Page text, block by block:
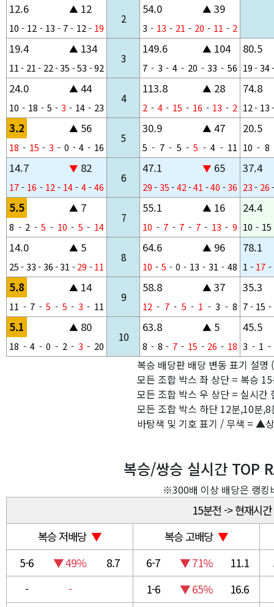
12.6 ▲ 12
10 - 12 - 13 - 7 - 12 - 19
2
54.0 ▲ 39
3 - 13 - 21 - 20 - 11 - 2
19.4 ▲ 134
11 - 21- 22-35 -53 -92
3
149.6 ▲ 104
7 - 3 - 4 - 20 - 33 - 56
80.5
19 -34
24.0 ▲ 44
10 - 18 - 5 - 3 - 14 - 23
4
113.8 ▲ 28
2 - 4 - 15 - 16 - 13 - 2
74.8
12- 13
3.2 ▲ 56
18 - 15 - 3 - 0 - 4 - 16
5
30.9 ▲ 47
5 - 7 - 5 - 5 - 4 - 11
20.5
10 - 8
14.7 ▼ 82
17- 16 - 12 - 14 - 4 - 46
6
47.1 ▼ 65
29 -35-42-41 -40 -36
37.4
23 - 26
5.5 ▲ 7
8 - 2 - 5 - 10 - 5 - 14
7
55.1 ▲ 16
10 - 7 - 7 - 7 - 13 - 9
24.4
10 - 15
14.0 ▲ 5
25 -33-36-31 - 29 - 11
8
64.6 ▲ 96
10 - 5 - 0 - 13 - 31 - 48
78.1
1 - 17 -
5.8 ▲ 14
11 - 7 - 5 - 5 - 3 - 11
9
58.8 ▲ 37
12 - 7 - 5 - 1 - 3 - 8
35.3
7- 15 -
5.1 ▲ 80
18 - 4 - 0 - 2 - 3 - 20
10
63.8 ▲ 5
8 - 8 - 7 - 15 - 26 - 18
45.5
3 - 1 -
복승 배당판 배당 변동 표기 설
모든 조합 박스 좌 상단 = 복승
모든 조합 박스 우 상단 = 실시
모든 조합 박스 하단 12분,10분
바탕색 및 기호 표기 / 무색 = ▲
복승/쌍승 실시간 TOP
※300배 이상 배당은 랭킹
15분전 -> 현재시
복승 저배당 ▼ 복승 고배당 ▼
5-6
▼ 49% 8.7 6-7 ▼ 71% 11.1
-
- 1-6 ▼ 65%
16.6